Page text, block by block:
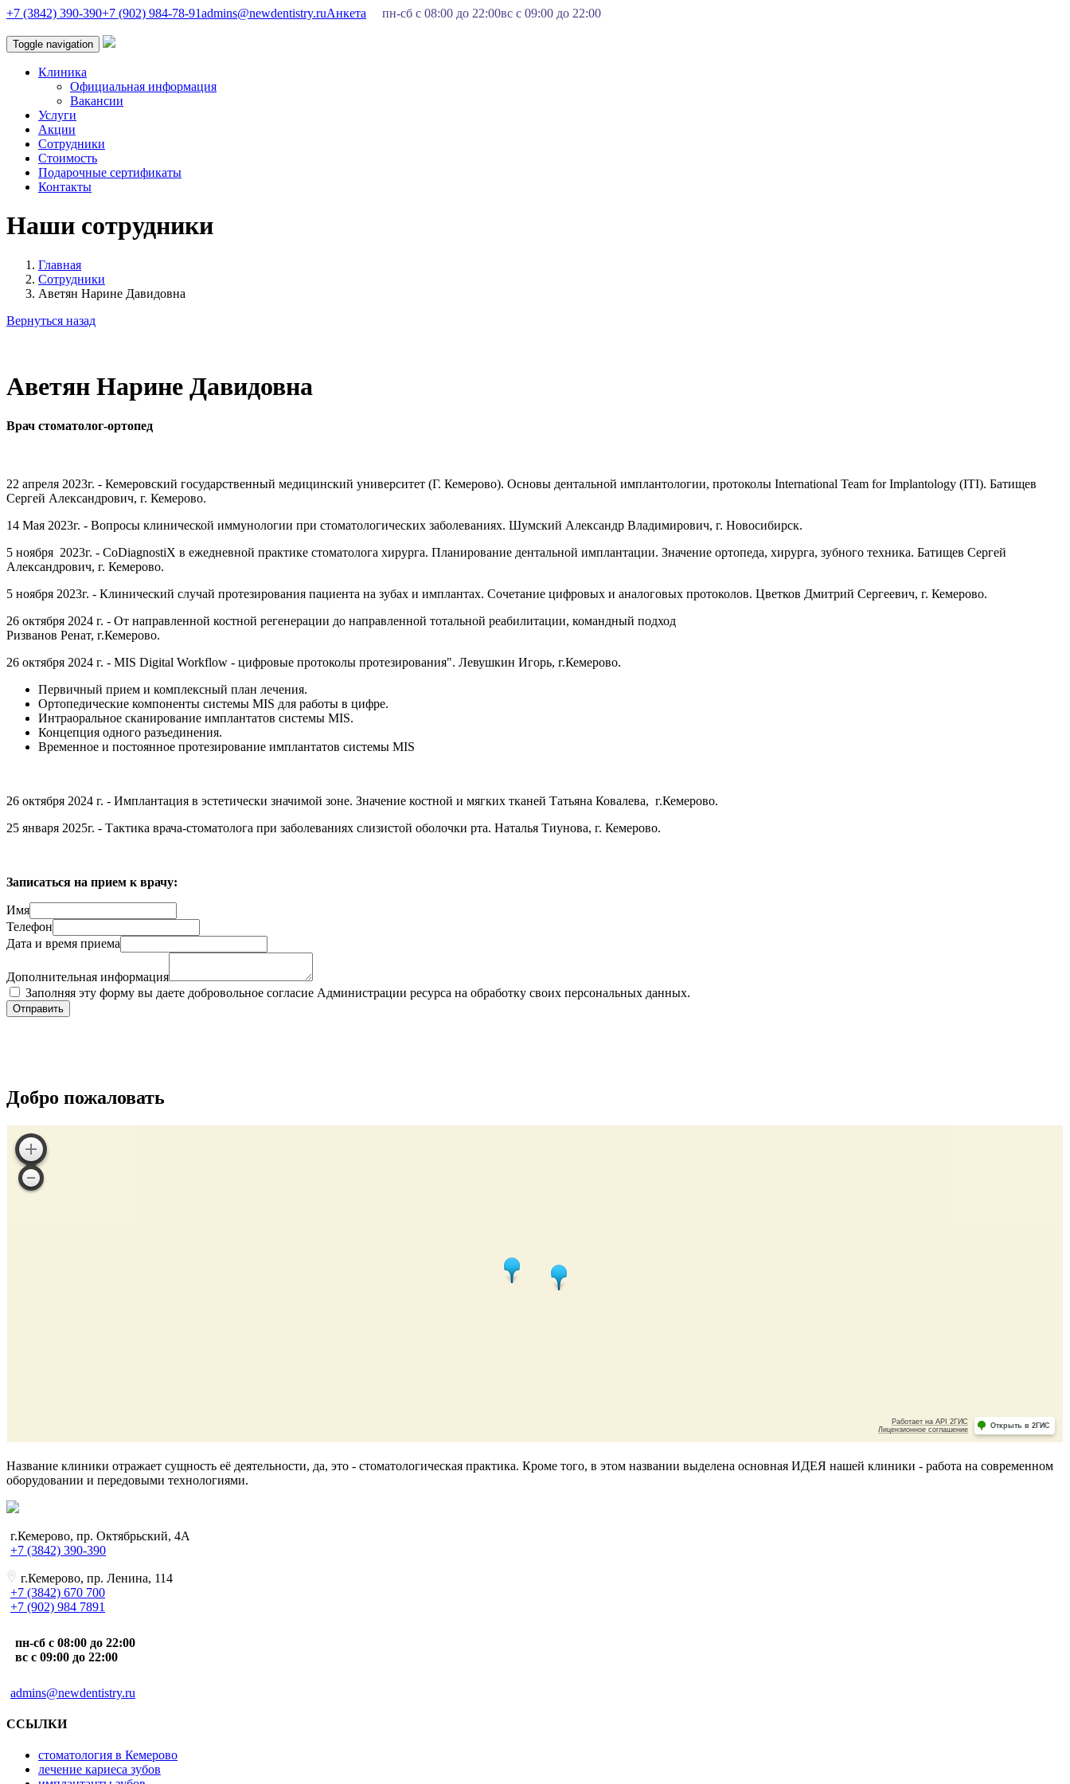
+7 (3842) 390-390+7 (902) 984-78-91admins@newdentistry.ruАнкета пн-сб с 08:00 до 22:00вс с 09:00 до 22:00
Toggle navigation
Клиника
Официальная информация
Вакансии
Услуги
Акции
Сотрудники
Стоимость
Подарочные сертификаты
Контакты
Наши сотрудники
Главная
Сотрудники
Аветян Нарине Давидовна
Вернуться назад
Аветян Нарине Давидовна
Врач стоматолог-ортопед
22 апреля 2023г. - Кемеровский государственный медицинский университет (Г. Кемерово). Основы дентальной имплантологии, протоколы International Team for Implantology (ITI). Батищев
Сергей Александрович, г. Кемерово.
14 Мая 2023г. - Вопросы клинической иммунологии при стоматологических заболеваниях. Шумский Александр Владимирович, г. Новосибирск.
5 ноября 2023г. - CoDiagnostiX в ежедневной практике стоматолога хирурга. Планирование дентальной имплантации. Значение ортопеда, хирурга, зубного техника. Батищев Сергей
Александрович, г. Кемерово.
5 ноября 2023г. - Клинический случай протезирования пациента на зубах и имплантах. Сочетание цифровых и аналоговых протоколов. Цветков Дмитрий Сергеевич, г. Кемерово.
26 октября 2024 г. - От направленной костной регенерации до направленной тотальной реабилитации, командный подход
Ризванов Ренат, г.Кемерово.
26 октября 2024 г. - MIS Digital Workflow - цифровые протоколы протезирования". Левушкин Игорь, г.Кемерово.
Первичный прием и комплексный план лечения.
Ортопедические компоненты системы MIS для работы в цифре.
Интраоральное сканирование имплантатов системы MIS.
Концепция одного разъединения.
Временное и постоянное протезирование имплантатов системы MIS
26 октября 2024 г. - Имплантация в эстетически значимой зоне. Значение костной и мягких тканей Татьяна Ковалева, г.Кемерово.
25 января 2025г. - Тактика врача-стоматолога при заболеваниях слизистой оболочки рта. Наталья Тиунова, г. Кемерово.
Записаться на прием к врачу:
Имя
Телефон
Дата и время приема
Дополнительная информация
Заполняя эту форму вы даете добровольное согласие Администрации ресурса на обработку своих персональных данных.
Отправить
Добро пожаловать
Название клиники отражает сущность её деятельности, да, это - стоматологическая практика. Кроме того, в этом названии выделена основная ИДЕЯ нашей клиники - работа на современном
оборудовании и передовыми технологиями.
г.Кемерово, пр. Октябрьский, 4А
+7 (3842) 390-390
г.Кемерово, пр. Ленина, 114
+7 (3842) 670 700
+7 (902) 984 7891
пн-сб с 08:00 до 22:00
вс с 09:00 до 22:00
admins@newdentistry.ru
ССЫЛКИ
стоматология в Кемерово
лечение кариеса зубов